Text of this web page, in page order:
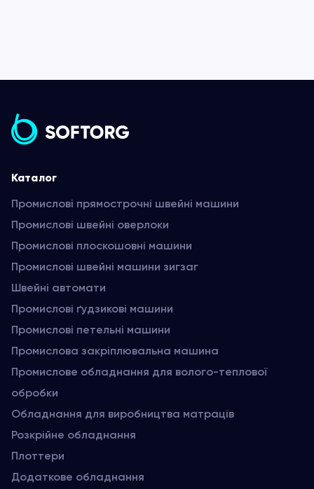
Каталог
Промислові прямострочні швейні машини
Промислові швейні оверлоки
Промислові плоскошовні машини
Промислові швейні машини зигзаг
Швейні автомати
Промислові ґудзикові машини
Промислові петельні машини
Промислова закріплювальна машина
Промислове обладнання для волого-теплової
обробки
Обладнання для виробництва матраців
Розкрійне обладнання
Плоттери
Додаткове обладнання